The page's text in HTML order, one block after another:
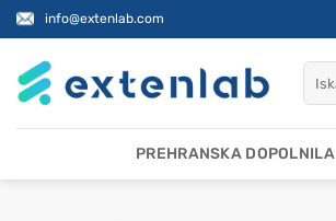
Skoči
na
vsebino
info@extenlab.com
PREHRANSKA DOPOLNILA